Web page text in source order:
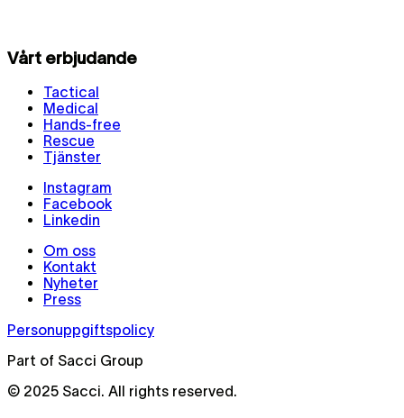
Vårt erbjudande
Tactical
Medical
Hands-free
Rescue
Tjänster
Instagram
Facebook
Linkedin
Om oss
Kontakt
Nyheter
Press
Personuppgiftspolicy
Part of Sacci Group
© 2025 Sacci. All rights reserved.